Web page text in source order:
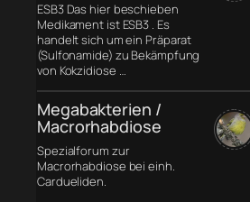
ESB3 Das hier beschieben
Medikament ist ESB3 . Es
handelt sich um ein Präparat
(Sulfonamide) zu Bekämpfung
von Kokzidiose …
Megabakterien /
Macrorhabdiose
Spezialforum zur
Macrorhabdiose bei einh.
Cardueliden.